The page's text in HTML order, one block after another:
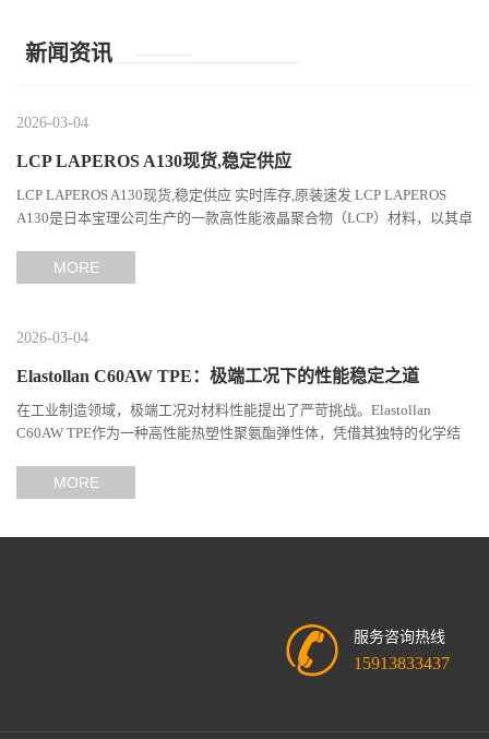
新闻资讯
2026-03-04
LCP LAPEROS A130现货,稳定供应
LCP LAPEROS A130现货,稳定供应 实时库存,原装速发 LCP LAPEROS
A130是日本宝理公司生产的一款高性能液晶聚合物（LCP）材料，以其卓
MORE
2026-03-04
Elastollan C60AW TPE：极端工况下的性能稳定之道
在工业制造领域，极端工况对材料性能提出了严苛挑战。Elastollan
C60AW TPE作为一种高性能热塑性聚氨酯弹性体，凭借其独特的化学结
MORE
服务咨询热线
15913833437